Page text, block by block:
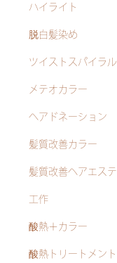
ハイライト
脱白髪染め
ツイストスパイラル
メテオカラー
ヘアドネーション
髪質改善カラー
髪質改善ヘアエステ
工作
酸熱＋カラー
酸熱トリートメント